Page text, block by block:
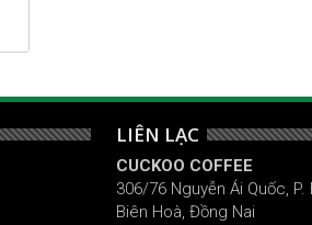
LIÊN LẠC
CUCKOO COFFEE
306/76 Nguyễn Ái Quốc, P.
Biên Hoà, Đồng Nai